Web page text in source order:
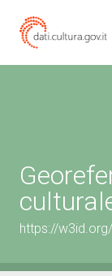
https://